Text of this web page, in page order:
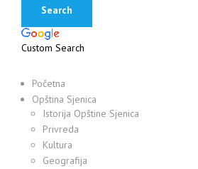
Custom Search
Početna
Opština Sjenica
Istorija Opštine Sjenica
Privreda
Kultura
Geografija